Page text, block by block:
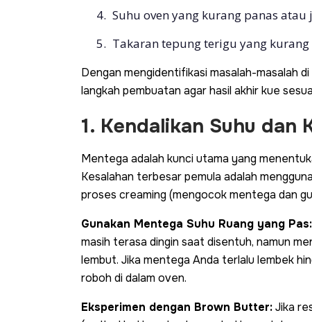
Suhu oven yang kurang panas
Takaran tepung terigu yang
Dengan mengidentifikasi masalah-masalah
langkah pembuatan agar hasil akhir kue
1. Kendalikan Suhu dan
Mentega adalah kunci utama yang
Kesalahan terbesar pemula adalah
proses creaming (mengocok mentega dan
Gunakan Mentega Suhu Ruang yang Pas:
masih terasa dingin saat disentuh, namun
lembut. Jika mentega Anda terlalu lembek
roboh di dalam oven.
Eksperimen dengan Brown Butter:Jika